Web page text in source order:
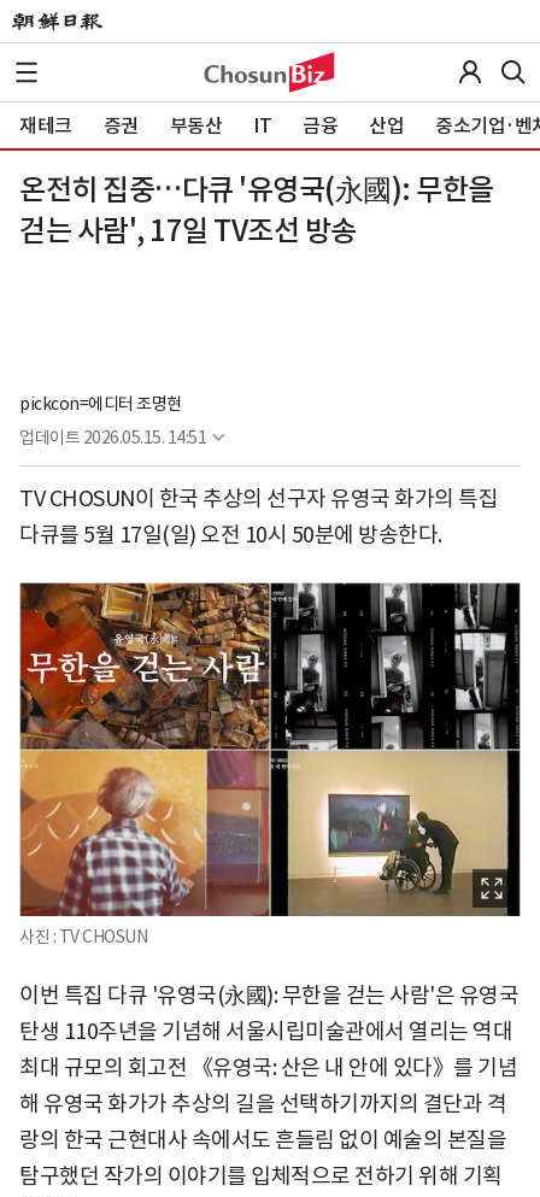
재테크 증권 부동산 IT 금융 산업 중소기업·벤
온전히 집중…다큐 '유영국(永國): 무한을
걷는 사람', 17일 TV조선 방송
pickcon=에디터 조명현
업데이트 2026.05.15. 14:51
TV CHOSUN이 한국 추상의 선구자 유영국 화가의 특집
다큐를 5월 17일(일) 오전 10시 50분에 방송한다.
사진 : TV CHOSUN
이번 특집 다큐 '유영국(永國): 무한을 걷는 사람'은 유영국
탄생 110주년을 기념해 서울시립미술관에서 열리는 역대
최대 규모의 회고전 《유영국: 산은 내 안에 있다》를 기념
해 유영국 화가가 추상의 길을 선택하기까지의 결단과 격
랑의 한국 근현대사 속에서도 흔들림 없이 예술의 본질을
탐구했던 작가의 이야기를 입체적으로 전하기 위해 기획